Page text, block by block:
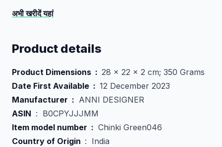
अभी खरीदें यहां
Product details
Product Dimensions ‏ : ‎ 28 x 22 x 2 cm; 350 Grams
Date First Available ‏ : ‎ 12 December 2023
Manufacturer ‏ : ‎ ANNI DESIGNER
ASIN ‏ : ‎ B0CPYJJJMM
Item model number ‏ : ‎ Chinki Green046
: ‎ India